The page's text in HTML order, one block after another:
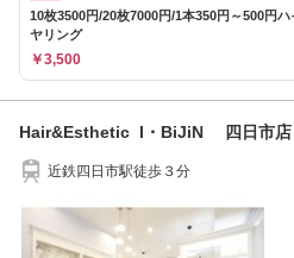
10枚3500円/20枚7000円/1本350円～500円
ヤリング
￥3,500
Hair&Esthetic I・BiJiN 四日市店
近鉄四日市駅徒歩３分